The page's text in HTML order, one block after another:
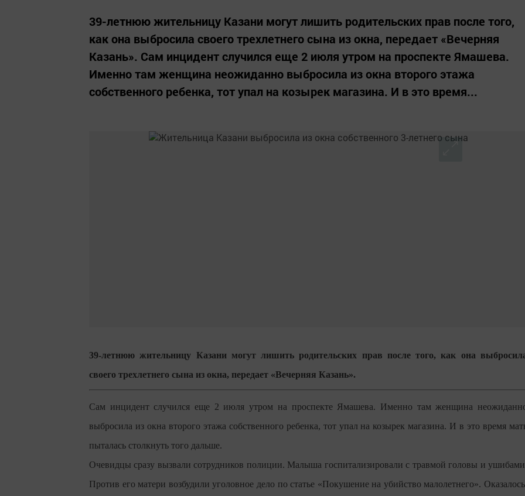
39-летнюю жительницу Казани могут лишить родительских прав после того,
как она выбросила своего трехлетнего сына из окна, передает «Вечерняя
Казань». Сам инцидент случился еще 2 июля утром на проспекте Ямашева.
Именно там женщина неожиданно выбросила из окна второго этажа
собственного ребенка, тот упал на козырек магазина. И в это время...
39-летнюю жительницу Казани могут лишить родительских прав после того, как она
своего трехлетнего сына из окна, передает «Вечерняя Казань».
Сам инцидент случился еще 2 июля утром на проспекте Ямашева. Именно там женщина
выбросила из окна второго этажа собственного ребенка, тот упал на козырек магазина. И в это время
пыталась столкнуть того дальше.
Очевидцы сразу вызвали сотрудников полиции. Малыша госпитализировали с травмой головы и
Против его матери возбудили уголовное дело по статье «Покушение на убийство малолетнего».